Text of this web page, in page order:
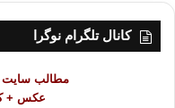
کانال تلگرام نوگرا
مطالب سایت
عکس +